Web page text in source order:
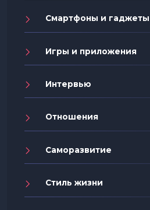
Смартфоны и гаджеты
Игры и приложения
Интервью
Отношения
Саморазвитие
Стиль жизни